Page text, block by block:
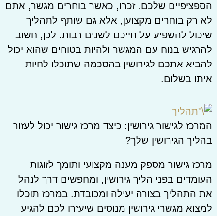
הספציפיים שלכם. זכרו, כאשר בוחרים מגשר, אתם
לא רק בוחרים מקצוען, אלא גם שותף לתהליך
שיכול להשפיע על חייכם לשנים רבות. לכן, חשוב
להרגיש בנוח עם המגשר ולהיות בטוחים שהוא יכול
להביא אתכם לגירושין בהסכמה שתוכלו לחיות
איתו בשלום.
המרכז לגישור גירושין: כיצד מרכז גישור יכול לעזור
בהליך הגירושין שלך?
מרכז גישור מספק מענה מקצועי ותומך לזוגות
העומדים בפני הליך גירושין, ומחפשים דרך לנהל
את התהליך בצורה יעילה ומכובדת. במרכז תוכלו
למצוא מגשרי גירושין מנוסים שיעזרו לכם להגיע